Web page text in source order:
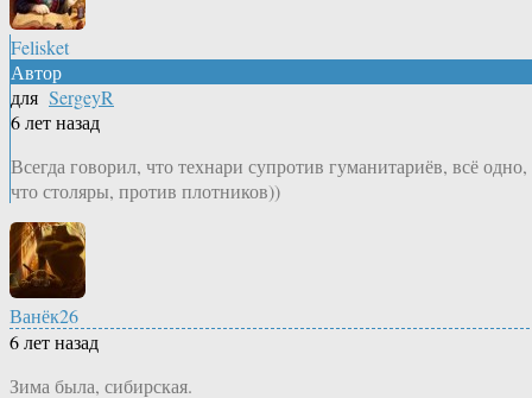
Felisket
Автор
для SergeyR
6 лет назад
Всегда говорил, что технари супротив гуманитариёв, всё одно,
что столяры, против плотников))
Ванёк26
6 лет назад
Зима была, сибирская.